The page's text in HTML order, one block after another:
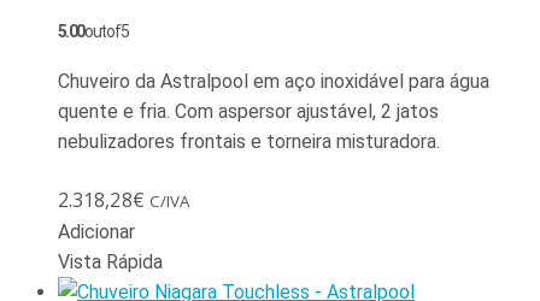
5.00out of 5
Chuveiro da Astralpool em aço inoxidável para água
quente e fria. Com aspersor ajustável, 2 jatos
nebulizadores frontais e torneira misturadora.
2.318,28€ C/IVA
Adicionar
Vista Rápida